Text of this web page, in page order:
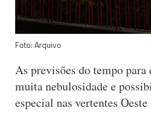
Foto: Arquivo
As previsões do tempo
muita nebulosidade e
especial nas vertentes